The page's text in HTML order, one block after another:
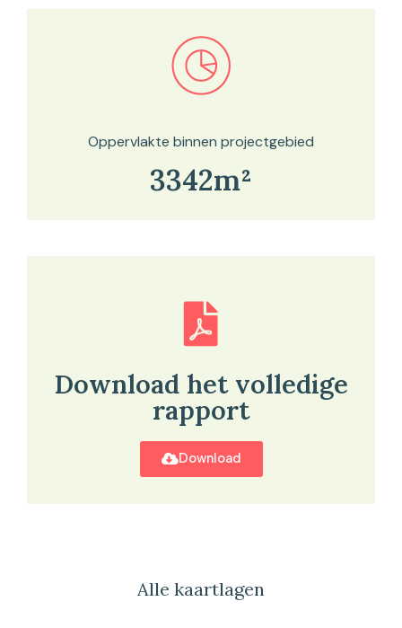
Bekijk in onze kaartviewer
Oppervlakte binnen projectgebied
3342m²
Download het volledige
rapport
Download
Alle kaartlagen